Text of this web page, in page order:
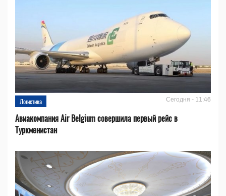
Логистика Сегодня - 11:46
Авиакомпания Air Belgium совершила первый рейс в
Туркменистан